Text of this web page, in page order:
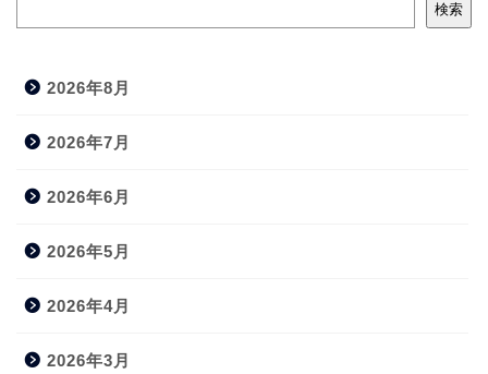
検索
2026年8月
2026年7月
2026年6月
2026年5月
2026年4月
2026年3月